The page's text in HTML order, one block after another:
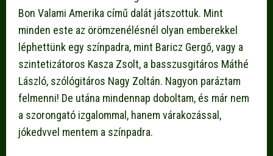
Bon Valami Amerika című dalát játszottuk. Mint
minden este az örömzenélésnél olyan emberekkel
léphettünk egy színpadra, mint Baricz Gergő, vagy a
szintetizátoros Kasza Zsolt, a basszusgitáros Máthé
László, szólógitáros Nagy Zoltán. Nagyon paráztam
felmenni! De utána mindennap doboltam, és már nem
a szorongató izgalommal, hanem várakozással,
jókedvvel mentem a színpadra.